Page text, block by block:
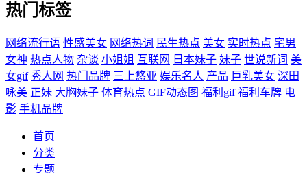
热门标签
网络流行语 性感美女 网络热词 民生热点 美女 实时热点 宅男
女神 热点人物 杂谈 小姐姐 互联网 日本妹子 妹子 世说新词 美
女gif 秀人网 热门品牌 三上悠亚 娱乐名人 产品 巨乳美女 深田
咏美 正妹 大胸妹子 体育热点 GIF动态图 福利gif 福利车牌 电
影 手机品牌
首页
分类
专题